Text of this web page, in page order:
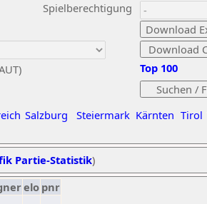
Spielberechtigung
Salzburg Steiermark Kärnten Tirol
Top 100
Partie-Statistik)
elo pnr